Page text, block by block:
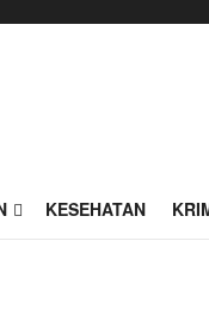
KESEHATAN